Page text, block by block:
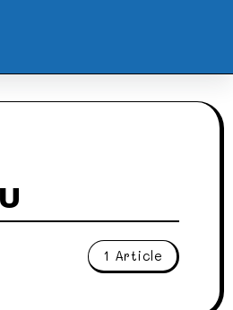
1 Article